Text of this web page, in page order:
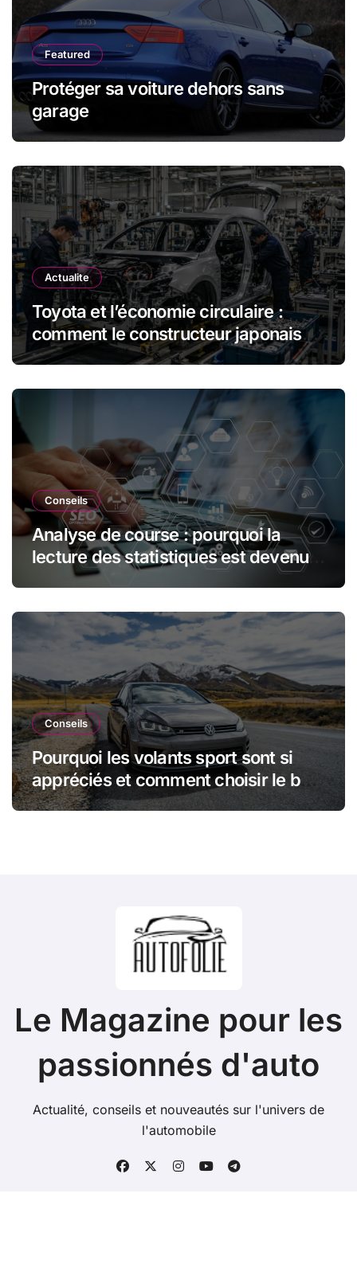
Featured
Protéger sa voiture dehors sans
garage
Actualite
Toyota et l’économie circulaire :
comment le constructeur japonais
réduit les déchets et optimise les
Conseils
Analyse de course : pourquoi la
lecture des statistiques est devenue
essentielle en sport automobile
Conseils
Pourquoi les volants sport sont si
appréciés et comment choisir le bon
modèle
Le Magazine pour les
passionnés d'auto
Actualité, conseils et nouveautés sur l'univers de
l'automobile